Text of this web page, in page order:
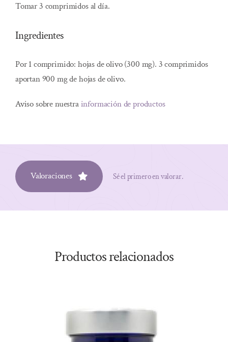
Tomar 3 comprimidos al día.
Ingredientes
Por 1 comprimido: hojas de olivo (300 mg). 3 comprimidos
aportan 900 mg de hojas de olivo.
Aviso sobre nuestrainformación de productos
Valoraciones Sé el primero en valorar.
Productos relacionados